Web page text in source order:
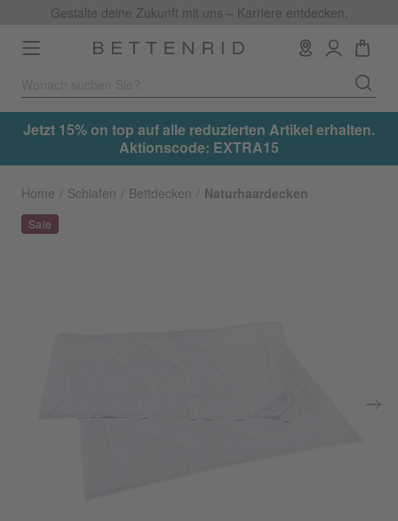
Gestalte deine Zukunft mit uns – Karriere entdecken.
Toggle
navigation
Jetzt 15% on top auf alle reduzierten Artikel erhalten.
Aktionscode: EXTRA15
Home Schlafen Bettdecken Naturhaardecken